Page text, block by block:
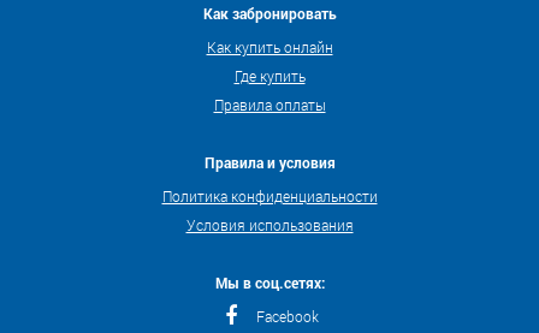
Как забронировать
Как купить онлайн
Где купить
Правила оплаты
Правила и условия
Политика конфиденциальности
Условия использования
Мы в соц.сетях:
Facebook